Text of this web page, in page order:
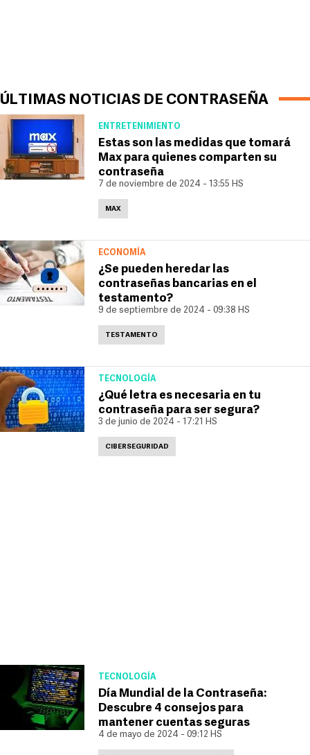
ÚLTIMAS NOTICIAS DE CONTRASEÑA
ENTRETENIMIENTO
Estas son las medidas que tomará
Max para quienes comparten su
contraseña
7 de noviembre de 2024 - 13:55 HS
MAX
ECONOMÍA
¿Se pueden heredar las
contraseñas bancarias en el
testamento?
9 de septiembre de 2024 - 09:38 HS
TESTAMENTO
TECNOLOGÍA
¿Qué letra es necesaria en tu
contraseña para ser segura?
3 de junio de 2024 - 17:21 HS
CIBERSEGURIDAD
TECNOLOGÍA
Día Mundial de la Contraseña:
Descubre 4 consejos para
mantener cuentas seguras
4 de mayo de 2024 - 09:12 HS